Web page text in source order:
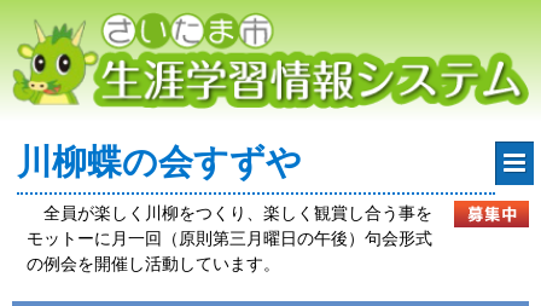
川柳蝶の会すずや
全員が楽しく川柳をつくり、楽しく観賞し合う事を
モットーに月一回（原則第三月曜日の午後）句会形式
の例会を開催し活動しています。